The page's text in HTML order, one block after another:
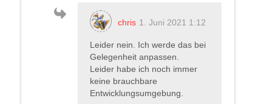
chris 1. Juni 2021 1:12
Leider nein. Ich werde das bei
Gelegenheit anpassen.
Leider habe ich noch immer
keine brauchbare
Entwicklungsumgebung.